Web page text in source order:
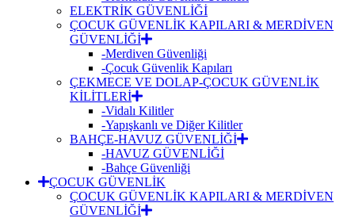
ELEKTRİK GÜVENLİĞİ
ÇOCUK GÜVENLİK KAPILARI & MERDİVEN
GÜVENLİĞİ
-Merdiven Güvenliği
-Çocuk Güvenlik Kapıları
ÇEKMECE VE DOLAP-ÇOCUK GÜVENLİK
KİLİTLERİ
-Vidalı Kilitler
-Yapışkanlı ve Diğer Kilitler
BAHÇE-HAVUZ GÜVENLİĞİ
-HAVUZ GÜVENLİĞİ
-Bahçe Güvenliği
ÇOCUK GÜVENLİK
ÇOCUK GÜVENLİK KAPILARI & MERDİVEN
GÜVENLİĞİ